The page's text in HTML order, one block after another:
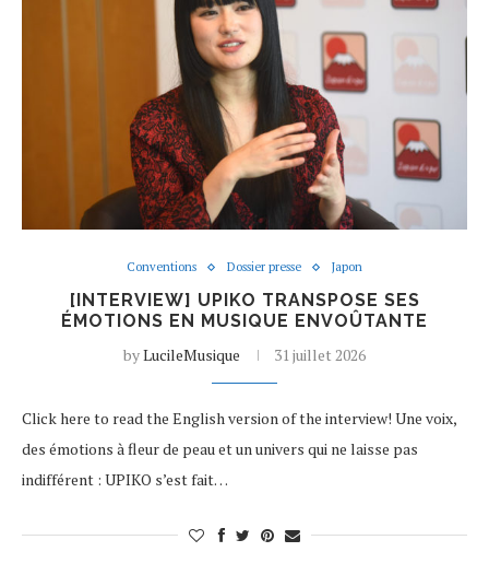
Conventions Dossier presse Japon
[INTERVIEW] UPIKO TRANSPOSE SES
ÉMOTIONS EN MUSIQUE ENVOÛTANTE
byLucileMusique 31 juillet 2026
Click here to read the English version of the interview! Une voix,
des émotions à fleur de peau et un univers qui ne laisse pas
indifférent : UPIKO s’est fait…